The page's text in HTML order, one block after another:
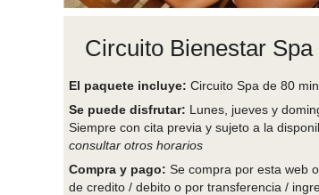
Circuito Bienestar
El paquete incluye: Circuito Spa de 80
Se puede disfrutar: Lunes, jueves y
Siempre con cita previa y sujeto a la
consultar otros horarios
Compra y pago: Se compra por esta web
de credito / debito o por transferencia /